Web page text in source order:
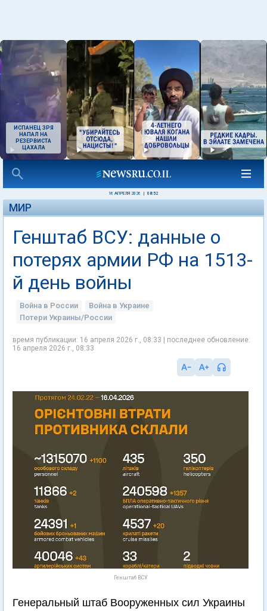
ИСПАНЕЦ ЗРЯ
НАПАЛ НА
РЕЗЕРВИСТА
ЦАХАЛА
16 АПРЕЛЯ 2026 08:52
МИР
Генштаб ВСУ: данные о
потерях армии РФ на 1513-
й день войны
Война в России
Война в Украине
Потери Украины/России
время публикации: 16 апреля 2026 г., 08:33 | последнее обновление:
16 апреля 2026 г., 08:33
Генштаб ВСУ
Генеральный штаб Вооруженных сил Украины